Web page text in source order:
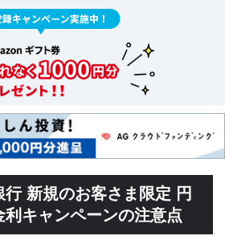
新規のお客さま限定 円
利キャンペーンの注意点